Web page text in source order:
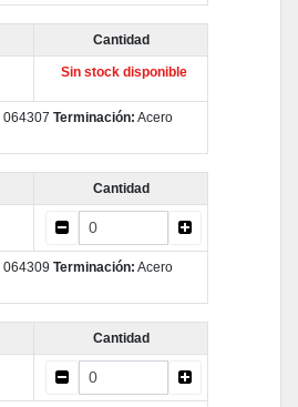
Cantidad
Sin stock disponible
064307 Terminación: Acero
Cantidad
064309 Terminación: Acero
Cantidad